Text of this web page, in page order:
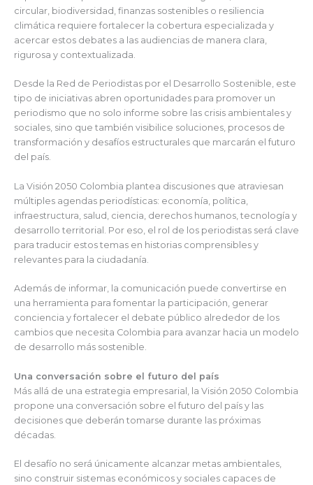
circular, biodiversidad, finanzas sostenibles o resiliencia
climática requiere fortalecer la cobertura especializada y
acercar estos debates a las audiencias de manera clara,
rigurosa y contextualizada.
Desde la Red de Periodistas por el Desarrollo Sostenible, este
tipo de iniciativas abren oportunidades para promover un
periodismo que no solo informe sobre las crisis ambientales y
sociales, sino que también visibilice soluciones, procesos de
transformación y desafíos estructurales que marcarán el futuro
del país.
La Visión 2050 Colombia plantea discusiones que atraviesan
múltiples agendas periodísticas: economía, política,
infraestructura, salud, ciencia, derechos humanos, tecnología y
desarrollo territorial. Por eso, el rol de los periodistas será clave
para traducir estos temas en historias comprensibles y
relevantes para la ciudadanía.
Además de informar, la comunicación puede convertirse en
una herramienta para fomentar la participación, generar
conciencia y fortalecer el debate público alrededor de los
cambios que necesita Colombia para avanzar hacia un modelo
de desarrollo más sostenible.
Una conversación sobre el futuro del país
Más allá de una estrategia empresarial, la Visión 2050 Colombia
propone una conversación sobre el futuro del país y las
decisiones que deberán tomarse durante las próximas
décadas.
El desafío no será únicamente alcanzar metas ambientales,
sino construir sistemas económicos y sociales capaces de